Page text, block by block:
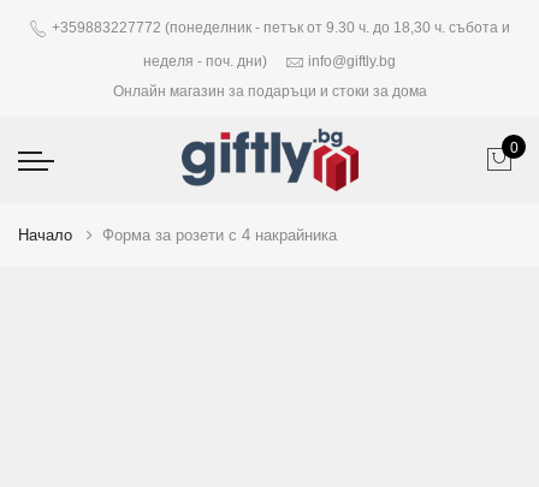
+359883227772 (понеделник - петък от 9.30 ч. до 18,30 ч. събота и
неделя - поч. дни)
info@giftly.bg
Онлайн магазин за подаръци и стоки за дома
0
Начало Форма за розети с 4 накрайника